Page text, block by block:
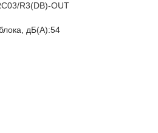
R3(DB)-OUT
дБ(А):54